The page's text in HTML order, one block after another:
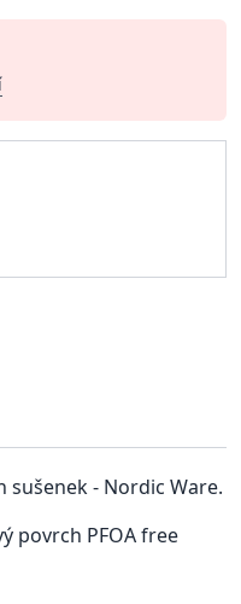
sušenek - Nordic Ware.
povrch PFOA free